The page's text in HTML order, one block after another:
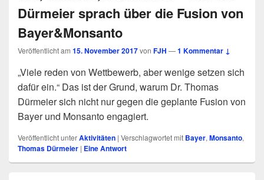
Dürmeier sprach über die Fusion von
Bayer&Monsanto
Veröffentlicht am 15. November 2017von FJH —1 Kommentar ↓
„Viele reden von Wettbewerb, aber wenige setzen sich
dafür ein.“ Das ist der Grund, warum Dr. Thomas
Dürmeier sich nicht nur gegen die geplante Fusion von
Bayer und Monsanto engagiert.
Veröffentlicht unterAktivitäten | Verschlagwortet mit Bayer, Monsanto,
Thomas Dürmeier | EineAntwort